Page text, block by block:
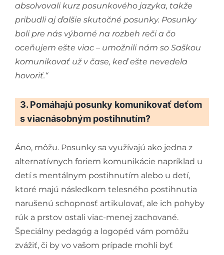
absolvovali kurz posunkového jazyka, takže
pribudli aj ďalšie skutočné posunky. Posunky
boli pre nás výborné na rozbeh reči a čo
oceňujem ešte viac – umožnili nám so Saškou
komunikovať už v čase, keď ešte nevedela
hovoriť.“
3. Pomáhajú posunky komunikovať deťom
s viacnásobným postihnutím?
Áno, môžu. Posunky sa využívajú ako jedna z
alternatívnych foriem komunikácie napríklad u
detí s mentálnym postihnutím alebo u detí,
ktoré majú následkom telesného postihnutia
narušenú schopnosť artikulovať, ale ich pohyby
rúk a prstov ostali viac-menej zachované.
Špeciálny pedagóg a logopéd vám pomôžu
zvážiť, či by vo vašom prípade mohli byť